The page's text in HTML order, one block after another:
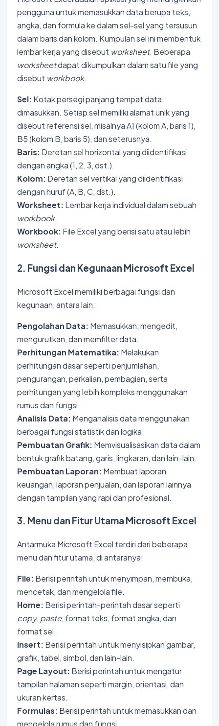
pengguna untuk memasukkan data berupa teks,
angka, dan formula ke dalam sel-sel yang tersusun
dalam baris dan kolom. Kumpulan sel ini membentuk
lembar kerja yang disebut worksheet. Beberapa
worksheetdapat dikumpulkan dalam satu file yang
disebut workbook.
Sel: Kotak persegi panjang tempat data
dimasukkan. Setiap sel memiliki alamat unik yang
disebut referensi sel, misalnya A1 (kolom A, baris 1),
B5 (kolom B, baris 5), dan seterusnya.
Baris: Deretan sel horizontal yang diidentifikasi
dengan angka (1, 2, 3, dst.).
Kolom: Deretan sel vertikal yang diidentifikasi
dengan huruf (A, B, C, dst.).
Worksheet: Lembar kerja individual dalam sebuah
workbook.
Workbook: File Excel yang berisi satu atau lebih
worksheet.
2. Fungsi dan Kegunaan Microsoft Excel
Microsoft Excel memiliki berbagai fungsi dan
kegunaan, antara lain:
Pengolahan Data: Memasukkan, mengedit,
mengurutkan, dan memfilter data.
Perhitungan Matematika: Melakukan
perhitungan dasar seperti penjumlahan,
pengurangan, perkalian, pembagian, serta
perhitungan yang lebih kompleks menggunakan
rumus dan fungsi.
Analisis Data: Menganalisis data menggunakan
berbagai fungsi statistik dan logika.
Pembuatan Grafik: Memvisualisasikan data dalam
bentuk grafik batang, garis, lingkaran, dan lain-lain.
Pembuatan Laporan: Membuat laporan
keuangan, laporan penjualan, dan laporan lainnya
dengan tampilan yang rapi dan profesional.
3. Menu dan Fitur Utama Microsoft Excel
Antarmuka Microsoft Excel terdiri dari beberapa
menu dan fitur utama, di antaranya:
File: Berisi perintah untuk menyimpan, membuka,
mencetak, dan mengelola file.
Home: Berisi perintah-perintah dasar seperti
copy, paste, format teks, format angka, dan
format sel.
Insert: Berisi perintah untuk menyisipkan gambar,
grafik, tabel, simbol, dan lain-lain.
Page Layout: Berisi perintah untuk mengatur
tampilan halaman seperti margin, orientasi, dan
ukuran kertas.
Formulas: Berisi perintah untuk memasukkan dan
mengelola rumus dan fungsi.